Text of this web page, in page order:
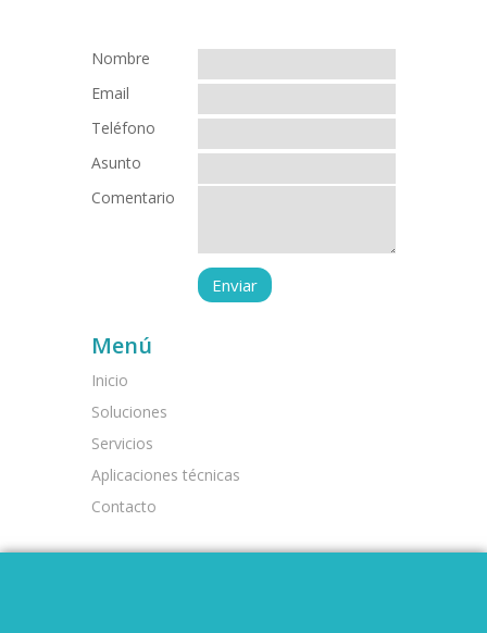
Nombre
Email
Teléfono
Asunto
Comentario
Menú
Inicio
Soluciones
Servicios
Aplicaciones técnicas
Contacto